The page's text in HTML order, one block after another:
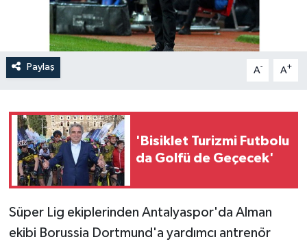
Paylaş A- A+
'Bisiklet Turizmi Futbolu
da Golfü de Geçecek'
Süper Lig ekiplerinden Antalyaspor'da Alman
ekibi Borussia Dortmund'a yardımcı antrenör